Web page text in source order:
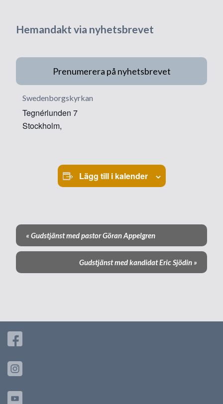
Hemandakt via nyhetsbrevet
Prenumerera på nyhetsbrevet
Swedenborgskyrkan
Tegnérlunden 7
Stockholm,
Lägg till i kalender
E
v
e
n
g
-
a
v
g
« Gudstjänst med pastor Göran Appelgren
Gudstjänst med kandidat Eric Sjödin »